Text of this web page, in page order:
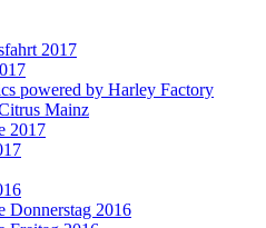
2017
powered by Harley Factory
Mainz
2017
Donnerstag 2016